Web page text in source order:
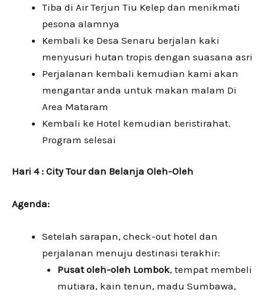
Tiba di Air Terjun Tiu Kelep dan menikmati
pesona alamnya
Kembali ke Desa Senaru berjalan kaki
menyusuri hutan tropis dengan suasana asri
Perjalanan kembali kemudian kami akan
mengantar anda untuk makan malam Di
Area Mataram
Kembali ke Hotel kemudian beristirahat.
Program selesai
Hari 4 : City Tour dan Belanja Oleh-Oleh
Agenda:
Setelah sarapan, check-out hotel dan
perjalanan menuju destinasi terakhir:
Pusat oleh-oleh Lombok, tempat membeli
mutiara, kain tenun, madu Sumbawa,